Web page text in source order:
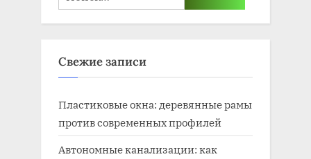
Свежие записи
Пластиковые окна: деревянные рамы
против современных профилей
Автономные канализации: как